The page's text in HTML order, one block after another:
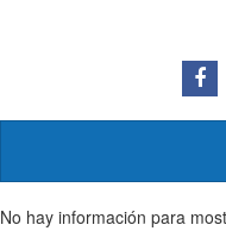
No hay información para